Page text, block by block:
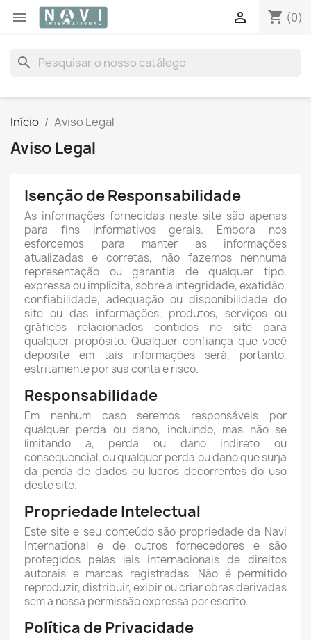
 shopping_cart (0)

search
Início Aviso Legal
Aviso Legal
Isenção de Responsabilidade
As informações fornecidas neste site são apenas
para fins informativos gerais. Embora nos
esforcemos para manter as informações
atualizadas e corretas, não fazemos nenhuma
representação ou garantia de qualquer tipo,
expressa ou implícita, sobre a integridade, exatidão,
confiabilidade, adequação ou disponibilidade do
site ou das informações, produtos, serviços ou
gráficos relacionados contidos no site para
qualquer propósito. Qualquer confiança que você
deposite em tais informações será, portanto,
estritamente por sua conta e risco.
Responsabilidade
Em nenhum caso seremos responsáveis por
qualquer perda ou dano, incluindo, mas não se
limitando a, perda ou dano indireto ou
consequencial, ou qualquer perda ou dano que surja
da perda de dados ou lucros decorrentes do uso
deste site.
Propriedade Intelectual
Este site e seu conteúdo são propriedade da Navi
International e de outros fornecedores e são
protegidos pelas leis internacionais de direitos
autorais e marcas registradas. Não é permitido
reproduzir, distribuir, exibir ou criar obras derivadas
sem a nossa permissão expressa por escrito.
Política de Privacidade